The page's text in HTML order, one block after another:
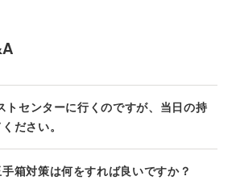
トセンターに行くのですが、当日の持
ださい。
箱対策は何をすれば良いですか？